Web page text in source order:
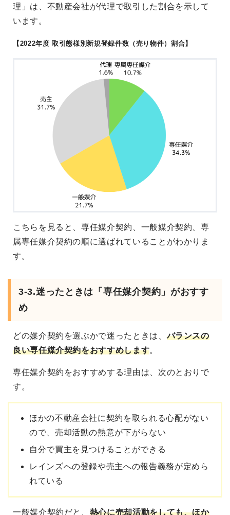
理」は、不動産会社が代理で取引した割合を示して
います。
【2022年度 取引態様別新規登録件数（売り物件）割合】
こちらを見ると、専任媒介契約、一般媒介契約、専
属専任媒介契約の順に選ばれていることがわかりま
す。
3-3.迷ったときは「専任媒介契約」がおすす
め
どの媒介契約を選ぶかで迷ったときは、バランスの
良い専任媒介契約をおすすめします。
専任媒介契約をおすすめする理由は、次のとおりで
す。
ほかの不動産会社に契約を取られる心配がない
ので、売却活動の熱意が下がらない
自分で買主を見つけることができる
レインズへの登録や売主への報告義務が定めら
れている
一般媒介契約だと、 熱心に売却活動をしても、ほか